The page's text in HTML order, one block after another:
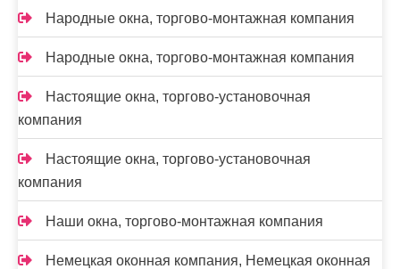
Народные окна, торгово-монтажная компания
Народные окна, торгово-монтажная компания
Настоящие окна, торгово-установочная
компания
Настоящие окна, торгово-установочная
компания
Наши окна, торгово-монтажная компания
Немецкая оконная компания, Немецкая оконная